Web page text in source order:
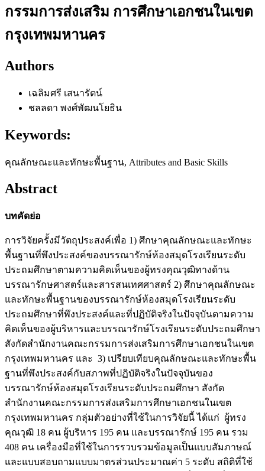
กรรมการส่งเสริม การศึกษาเอกชนในเขต
กรุงเทพมหานคร
Authors
เฉลิมศรี เสนารัตน์
ชลลดา พงศ์พัฒนโยธิน
Keywords:
คุณลักษณะและทักษะพื้นฐาน, Attributes and Basic Skills
Abstract
บทคัดย่อ
การวิจัยครั้งมีวัตถุประสงค์เพื่อ 1) ศึกษาคุณลักษณะและทักษะ
พื้นฐานที่พึงประสงค์ของบรรณารักษ์ห้องสมุดโรงเรียนระดับ
ประถมศึกษาตามความคิดเห็นของผู้ทรงคุณวุฒิทางด้าน
บรรณารักษศาสตร์และสารสนเทศศาสตร์ 2) ศึกษาคุณลักษณะ
และทักษะพื้นฐานของบรรณารักษ์ห้องสมุดโรงเรียนระดับ
ประถมศึกษาที่พึงประสงค์และที่ปฏิบัติจริงในปัจจุบันตามความ
คิดเห็นของผู้บริหารและบรรณารักษ์โรงเรียนระดับประถมศึกษา
สังกัดสำนักงานคณะกรรมการส่งเสริมการศึกษาเอกชนในเขต
กรุงเทพมหานคร และ 3) เปรียบเทียบคุณลักษณะและทักษะพื้น
ฐานที่พึงประสงค์กับสภาพที่ปฏิบัติจริงในปัจจุบันของ
บรรณารักษ์ห้องสมุดโรงเรียนระดับประถมศึกษา สังกัด
สำนักงานคณะกรรมการส่งเสริมการศึกษาเอกชนในเขต
กรุงเทพมหานคร กลุ่มตัวอย่างที่ใช้ในการวิจัยนี้ ได้แก่ ผู้ทรง
คุณวุฒิ 18 คน ผู้บริหาร 195 คน และบรรณารักษ์ 195 คน รวม
408 คน เครื่องมือที่ใช้ในการรวบรวมข้อมูลเป็นแบบสัมภาษณ์
และแบบสอบถามแบบมาตรส่วนประมาณค่า 5 ระดับ สถิติที่ใช้